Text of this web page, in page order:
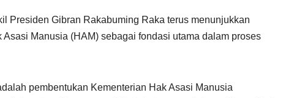
Presiden Gibran Rakabuming Raka terus menunjukkan
Manusia (HAM) sebagai fondasi utama dalam proses
pembentukan Kementerian Hak Asasi Manusia